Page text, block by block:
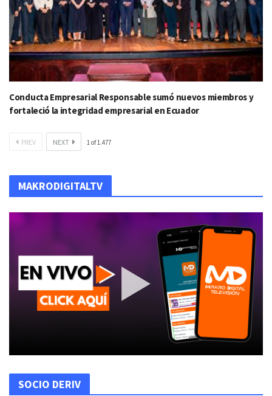
Conducta Empresarial Responsable sumó nuevos miembros y
fortaleció la integridad empresarial en Ecuador
PREV NEXT 1of1.477
MAKRODIGITALTV
SOCIO DERIV